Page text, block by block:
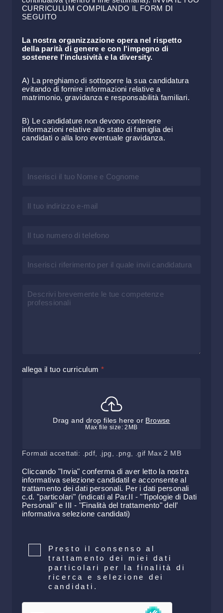
CURRICULUM COMPILANDO IL FORM DI
SEGUITO
La nostra organizzazione opera nel rispetto
della parità di genere e con l'impegno di
sostenere l'inclusività e la diversity.
A) La preghiamo di sottoporre la sua candidatura
evitando di fornire informazioni relative a
matrimonio, gravidanza e responsabilità familiari.
B) Le candidature non devono contenere
informazioni relative allo stato di famiglia dei
candidati o alla loro eventuale gravidanza.
allega il tuo curriculum *
Drag and drop files here or Browse
Max file size: 2MB
Formati accettati: .pdf, .jpg, .png, .gif Max 2 MB
Cliccando "Invia" conferma di aver letto la nostra
informativa selezione candidatiI e acconsente al
trattamento dei dati personali. Per i dati personali
c.d. "particolari" (indicati al Par.II - "Tipologie di Dati
Personali" e III - "Finalità del trattamento" dell’
informativa selezione candidati)
Consenso*
Presto il consenso al
trattamento dei miei dati
particolari per la finalità di
ricerca e selezione dei
candidati.
hCaptcha